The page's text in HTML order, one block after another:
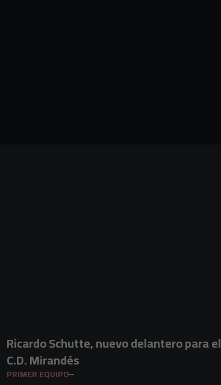
Ricardo Schutte, nuevo delantero para el
C.D. Mirandés
PRIMER EQUIPO